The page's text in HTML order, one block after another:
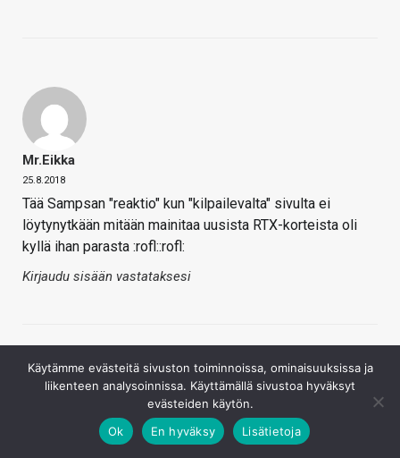
Mr.eikka
25.8.2018
Tää Sampsan "reaktio" kun "kilpailevalta" sivulta ei
löytynytkään mitään mainitaa uusista RTX-korteista oli
kyllä ihan parasta :rofl::rofl:
Kirjaudu sisään vastataksesi
Käytämme evästeitä sivuston toiminnoissa, ominaisuuksissa ja
liikenteen analysoinnissa. Käyttämällä sivustoa hyväksyt
evästeiden käytön.
Ok
En hyväksy Lisätietoja